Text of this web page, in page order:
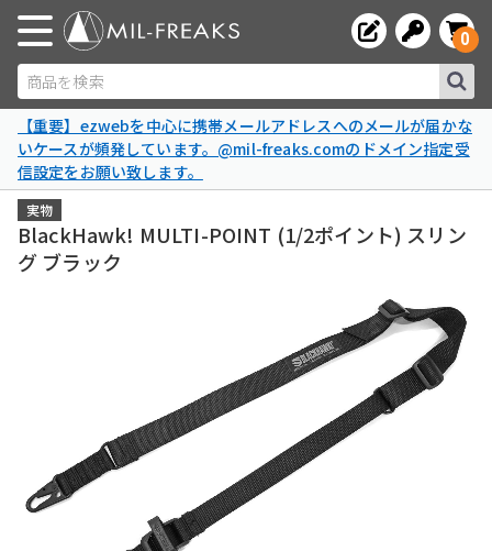
商品を検索
0
【重要】ezwebを中心に携帯メールアドレスへのメールが届かな
いケースが頻発しています。@mil-freaks.comのドメイン指定受
信設定をお願い致します。
実物
BlackHawk! MULTI-POINT (1/2ポイント) スリン
グ ブラック